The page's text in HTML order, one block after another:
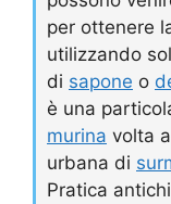
per ottenere
utilizzando
di sapone o
è una
murina volta
urbana di
Pratica